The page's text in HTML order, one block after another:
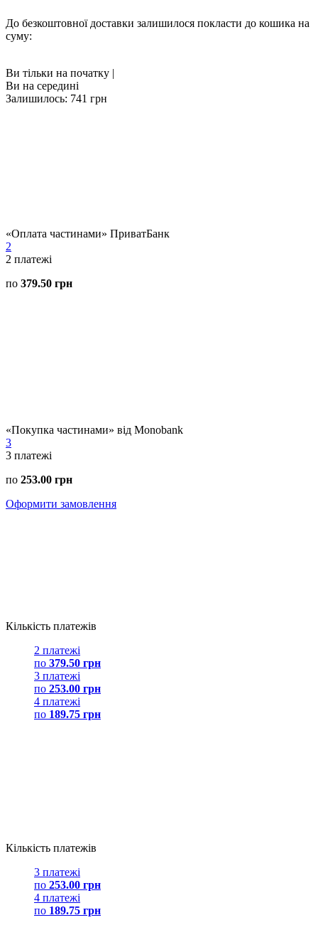
До безкоштовної доставки залишилося покласти до кошика на
суму:
Ви тільки на початку |
Ви на середині
Залишилось: 741 грн
«Оплата частинами» ПриватБанк
2
2 платежі
по 379.50 грн
«Покупка частинами» від Monobank
3
3 платежі
по 253.00 грн
Оформити замовлення
Кількість платежів
2 платежі
по 379.50 грн
3 платежі
по 253.00 грн
4 платежі
по 189.75 грн
Кількість платежів
3 платежі
по 253.00 грн
4 платежі
по 189.75 грн